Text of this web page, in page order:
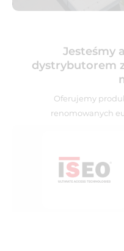
Jesteśmy
dystrybutorem
Oferujemy
renomowanych